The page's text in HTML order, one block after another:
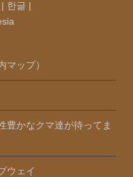
| 한글 |
マップ）
豊かなクマ達が待ってま
ウェイ